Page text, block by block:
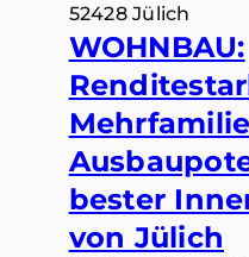
52428 Jülich
WOHNBAU:
bester
von Jülich